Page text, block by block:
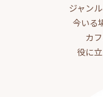
ジャン
今いる
カ
役に